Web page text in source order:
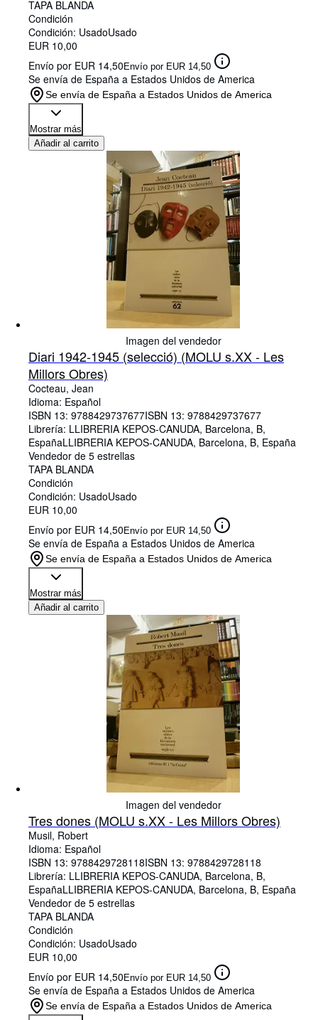
TAPA BLANDA
Condición
Condición: UsadoUsado
EUR 10,00
Envío por EUR 14,50Envío por EUR 14,50
Se envía de España a Estados Unidos de America
Se envía de España a Estados Unidos de America
Mostrar más
Añadir al carrito
Imagen del vendedor
Diari 1942-1945 (selecció) (MOLU s.XX - Les
Millors Obres)
Cocteau, Jean
Idioma: Español
ISBN 13: 9788429737677ISBN 13: 9788429737677
Librería: LLIBRERIA KEPOS-CANUDA, Barcelona, B,
EspañaLLIBRERIA KEPOS-CANUDA, Barcelona, B, España
Vendedor de 5 estrellas
TAPA BLANDA
Condición
Condición: UsadoUsado
EUR 10,00
Envío por EUR 14,50Envío por EUR 14,50
Se envía de España a Estados Unidos de America
Se envía de España a Estados Unidos de America
Mostrar más
Añadir al carrito
Imagen del vendedor
Tres dones (MOLU s.XX - Les Millors Obres)
Musil, Robert
Idioma: Español
ISBN 13: 9788429728118ISBN 13: 9788429728118
Librería: LLIBRERIA KEPOS-CANUDA, Barcelona, B,
EspañaLLIBRERIA KEPOS-CANUDA, Barcelona, B, España
Vendedor de 5 estrellas
TAPA BLANDA
Condición
Condición: UsadoUsado
EUR 10,00
Envío por EUR 14,50Envío por EUR 14,50
Se envía de España a Estados Unidos de America
Se envía de España a Estados Unidos de America